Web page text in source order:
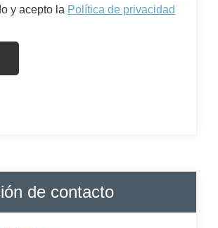
y acepto la Política de privacidad
de contacto